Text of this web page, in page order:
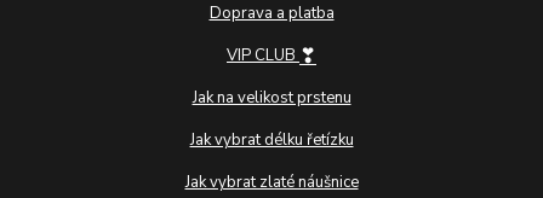
Doprava a platba
VIP CLUB ❣
Jak na velikost prstenu
Jak vybrat délku řetízku
Jak vybrat zlaté náušnice